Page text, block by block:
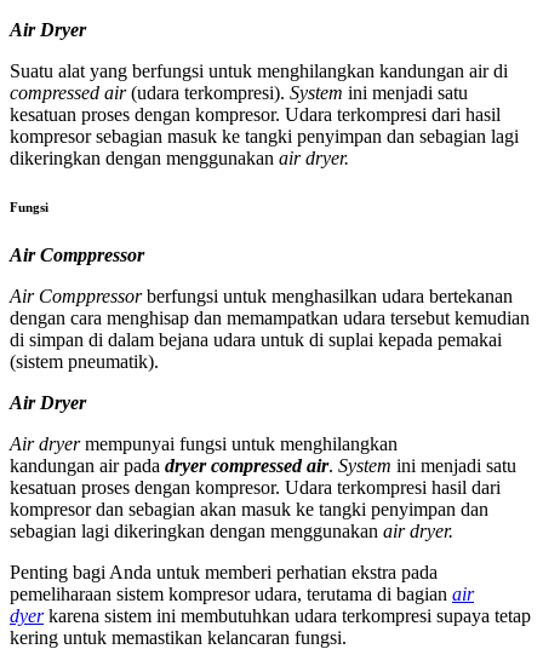
Air Dryer
Suatu alat yang berfungsi untuk menghilangkan kandungan air di
compressed air(udara terkompresi). System ini menjadi satu
kesatuan proses dengan kompresor. Udara terkompresi dari hasil
kompresor sebagian masuk ke tangki penyimpan dan sebagian lagi
dikeringkan dengan menggunakan air dryer.
Fungsi
Air Comppressor
Air Comppressorberfungsi untuk menghasilkan udara bertekanan
dengan cara menghisap dan memampatkan udara tersebut kemudian
di simpan di dalam bejana udara untuk di suplai kepada pemakai
(sistem pneumatik).
Air Dryer
Air dryermempunyai fungsi untuk menghilangkan
kandungan air pada dryer compressed air. System ini menjadi satu
kesatuan proses dengan kompresor. Udara terkompresi hasil dari
kompresor dan sebagian akan masuk ke tangki penyimpan dan
sebagian lagi dikeringkan dengan menggunakan air dryer.
Penting bagi Anda untuk memberi perhatian ekstra pada
pemeliharaan sistem kompresor udara, terutama di bagian air
dyer karena sistem ini membutuhkan udara terkompresi supaya tetap
kering untuk memastikan kelancaran fungsi.